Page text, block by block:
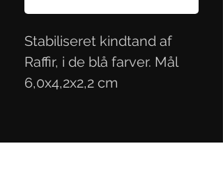
Stabiliseret kindtand af
Raffir, i de blå farver. Mål
6,0x4,2x2,2 cm